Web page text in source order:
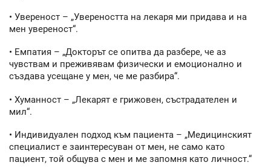
• Увереност – „Увереността на лекаря ми придава и на
мен увереност“.
• Емпатия – „Докторът се опитва да разбере, че аз
чувствам и преживявам физически и емоционално и
създава усещане у мен, че ме разбира“.
• Хуманност – „Лекарят е грижовен, състрадателен и
мил“.
• Индивидуален подход към пациента – „Медицинският
специалист е заинтересуван от мен, не само като
пациент, той общува с мен и ме запомня като личност.“